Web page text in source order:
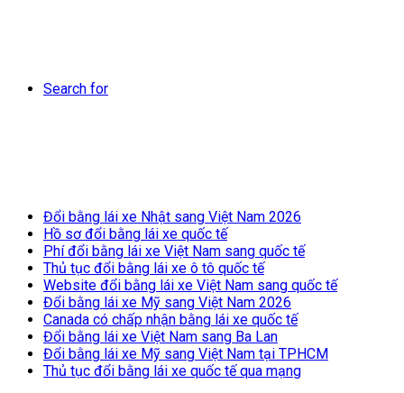
Search for
Đổi bằng lái xe Nhật sang Việt Nam 2026
Hồ sơ đổi bằng lái xe quốc tế
Phí đổi bằng lái xe Việt Nam sang quốc tế
Thủ tục đổi bằng lái xe ô tô quốc tế
Website đổi bằng lái xe Việt Nam sang quốc tế
Đổi bằng lái xe Mỹ sang Việt Nam 2026
Canada có chấp nhận bằng lái xe quốc tế
Đổi bằng lái xe Việt Nam sang Ba Lan
Đổi bằng lái xe Mỹ sang Việt Nam tại TPHCM
Thủ tục đổi bằng lái xe quốc tế qua mạng